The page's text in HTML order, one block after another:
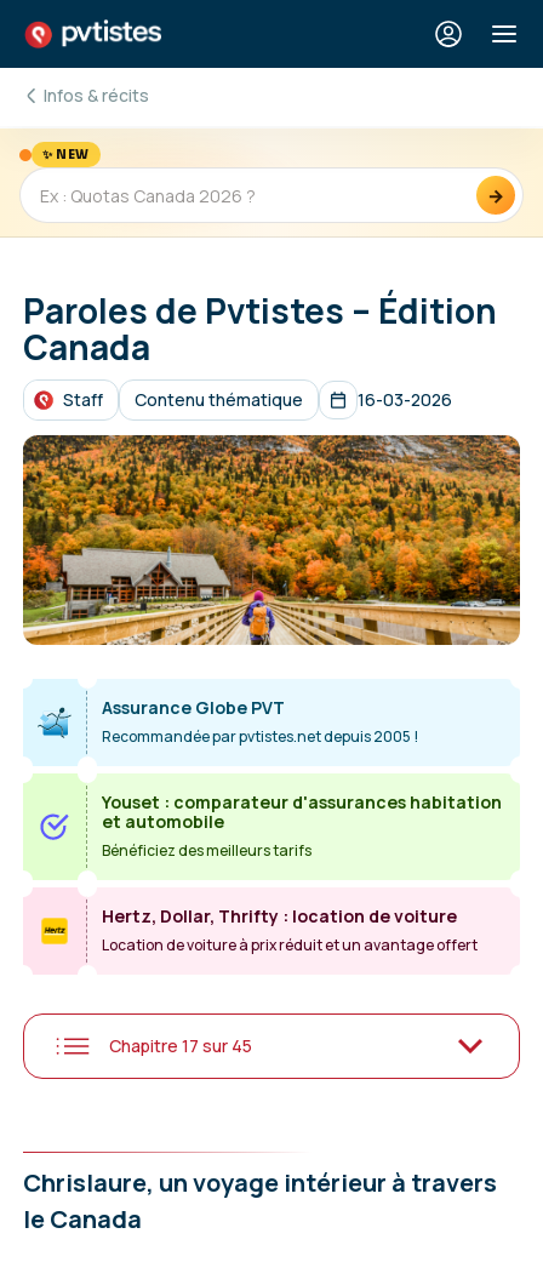
Infos & récits
✨ NEW
→
Paroles de Pvtistes – Édition
Canada
Staff Contenu thématique 16-03-2026
Assurance Globe PVT
Recommandée par pvtistes.net depuis 2005 !
Youset : comparateur d'assurances habitation
et automobile
Bénéficiez des meilleurs tarifs
Hertz, Dollar, Thrifty : location de voiture
Location de voiture à prix réduit et un avantage offert
Chapitre 17 sur 45
Chrislaure, un voyage intérieur à travers
le Canada